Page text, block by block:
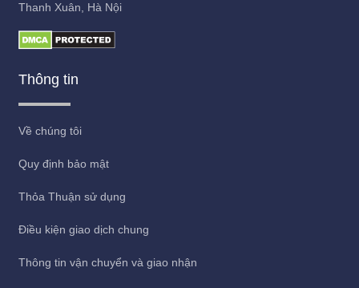
Thanh Xuân, Hà Nội
Thông tin
Về chúng tôi
Quy định bảo mật
Thỏa Thuận sử dụng
Điều kiện giao dịch chung
Thông tin vận chuyển và giao nhận